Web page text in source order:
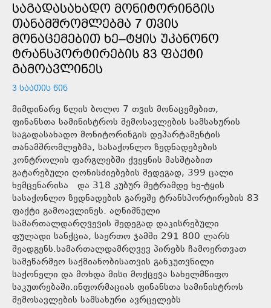
ᲡᲐᲒᲐᲓᲐᲡᲐᲮᲐᲓᲝ ᲛᲝᲜᲘᲢᲝᲠᲘᲜᲒᲘᲡ
ᲗᲐᲜᲐᲛᲨᲠᲝᲛᲚᲔᲑᲛᲐ 7 ᲗᲕᲘᲡ
ᲛᲝᲜᲐᲪᲔᲛᲔᲑᲘᲗ ᲮᲔ–ᲢᲧᲘᲡ ᲣᲙᲐᲜᲝᲜᲝ
ᲢᲠᲐᲜᲡᲞᲝᲠᲢᲘᲠᲔᲑᲘᲡ 83 ᲤᲐᲥᲢᲘ
ᲒᲐᲛᲝᲐᲕᲚᲘᲜᲔᲡ
3 ᲡᲐᲐᲗᲘᲡ ᲬᲘᲜ
მიმდინარე წლის ბოლო 7 თვის მონაცემებით,
ფინანსთა სამინისტროს შემოსავლების სამსახურის
საგადასახადო მონიტორინგის დეპარტამენტის
თანამშრომლებმა, სასაქონლო ზედნადებების
კონტროლის ფარგლებში ქვეყნის მასშტაბით
გატარებული ღონისძიებების შედეგად, 399 ცალი
ხემცენარისა და 318 კუბურ მეტრამდე ხე-ტყის
სასაქონლო ზედნადების გარეშე ტრანსპორტირების 83
ფაქტი გამოავლინეს. აღნიშნული
სამართალდარღვევის შედეგად დაკისრებული
ფულადი სანქცია, საერთო ჯამში 291 800 ლარს
შეადგენს.სამართალდამრღვევ პირებს ჩამოერთვათ
სამეწარმეო საქმიანობისათვის განკუთვნილი
საქონელი და მოხდა მისი მოქცევა სახელმწიფო
საკუთრებაში.ინფორმაციას ფინანსთა სამინისტროს
შემოსავლების სამსახური ავრცელებს